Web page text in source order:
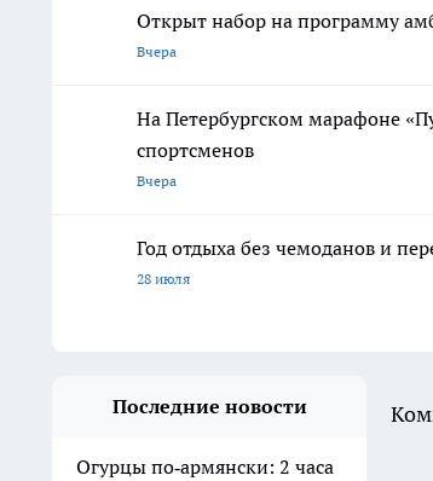
Открыт набор на программу
Вчера
На Петербургском марафоне
спортсменов
Вчера
Год отдыха без чемоданов и
28 июля
Последние новости
Огурцы по‑армянски: 2 часа